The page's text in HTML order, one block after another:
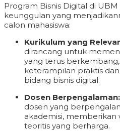
Program Bisnis Digital di
keunggulan yang
calon mahasiswa:
Kurikulum yang
dirancang untuk
yang terus
keterampilan praktis
bidang bisnis digital.
Dosen Berpengalaman:
dosen yang
akademisi, memberikan
teoritis yang berharga.